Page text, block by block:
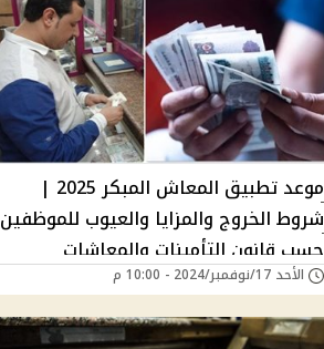
موعد تطبيق المعاش المبكر 2025 |
شروط الخروج والمزايا والعيوب للموظفين
حسب قانون التأمينات والمعاشات
الأحد 17/نوفمبر/2024 - 10:00 م